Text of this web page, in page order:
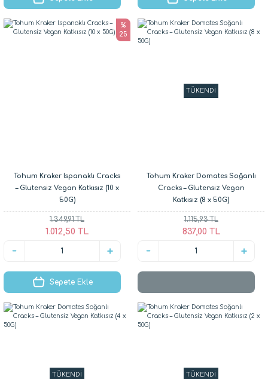
%
25
Tohum Kraker Ispanaklı Cracks
– Glutensiz Vegan Katkısız (10 x
50G)
1.349,91 TL
1.012,50 TL
Sepete Ekle
TÜKENDİ
Tohum Kraker Domates Soğanlı
Cracks – Glutensiz Vegan
Katkısız (8 x 50G)
1.115,93 TL
837,00 TL
TÜKENDİ TÜKENDİ